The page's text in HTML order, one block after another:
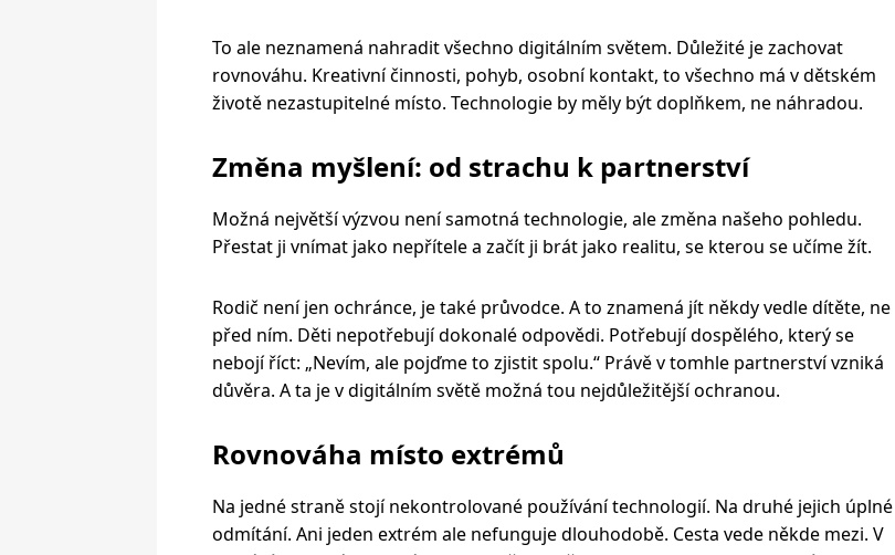
To ale neznamená nahradit všechno digitálním světem. Důležité je zachovat
rovnováhu. Kreativní činnosti, pohyb, osobní kontakt, to všechno má v dětském
životě nezastupitelné místo. Technologie by měly být doplňkem, ne náhradou.
Změna myšlení: od strachu k partnerství
Možná největší výzvou není samotná technologie, ale změna našeho pohledu.
Přestat ji vnímat jako nepřítele a začít ji brát jako realitu, se kterou se učíme žít.
Rodič není jen ochránce, je také průvodce. A to znamená jít někdy vedle dítěte, ne
před ním. Děti nepotřebují dokonalé odpovědi. Potřebují dospělého, který se
nebojí říct: „Nevím, ale pojďme to zjistit spolu.“ Právě v tomhle partnerství vzniká
důvěra. A ta je v digitálním světě možná tou nejdůležitější ochranou.
Rovnováha místo extrémů
Na jedné straně stojí nekontrolované používání technologií. Na druhé jejich úplné
odmítání. Ani jeden extrém ale nefunguje dlouhodobě. Cesta vede někde mezi. V